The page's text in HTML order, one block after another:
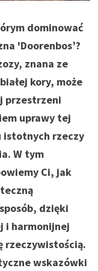
dominować
'Doorenbos’?
znana ze
kory, może
przestrzeni
uprawy tej
istotnych rzeczy
W tym
Ci, jak
dzięki
i harmonijnej
rzeczywistością.
wskazówki